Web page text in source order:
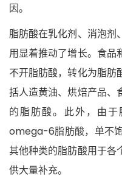
因。
脂肪酸在乳化剂、消泡剂
用显着推动了增长。食品
不开脂肪酸，转化为脂肪
括人造黄油、烘焙产品、
的脂肪酸。此外，由
omega-6脂肪酸，单不
其他种类的脂肪酸用于各
供大量补充。